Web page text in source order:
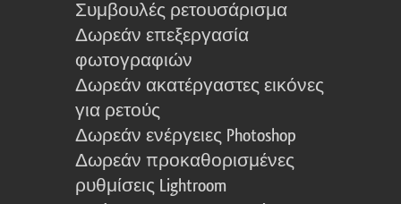
Συμβουλές ρετουσάρισμα
Δωρεάν επεξεργασία
φωτογραφιών
Δωρεάν ακατέργαστες εικόνες
για ρετούς
Δωρεάν ενέργειες Photoshop
Δωρεάν προκαθορισμένες
ρυθμίσεις Lightroom